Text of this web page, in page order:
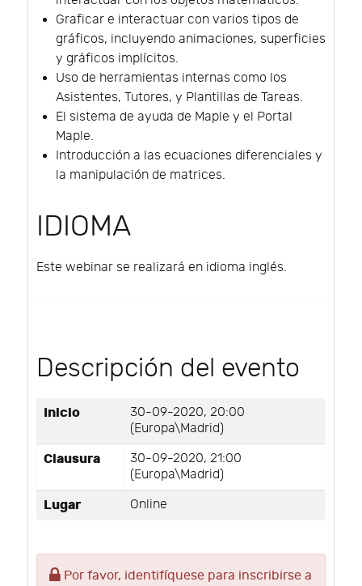
Graficar e interactuar con varios tipos de
gráficos, incluyendo animaciones, superficies
y gráficos implícitos.
Uso de herramientas internas como los
Asistentes, Tutores, y Plantillas de Tareas.
El sistema de ayuda de Maple y el Portal
Maple.
Introducción a las ecuaciones diferenciales y
la manipulación de matrices.
IDIOMA
Este webinar se realizará en idioma inglés.
Descripción del evento
Inicio
30-09-2020, 20:00
(Europa\Madrid)
Clausura
30-09-2020, 21:00
(Europa\Madrid)
Lugar Online
Por favor, identifíquese para inscribirse a